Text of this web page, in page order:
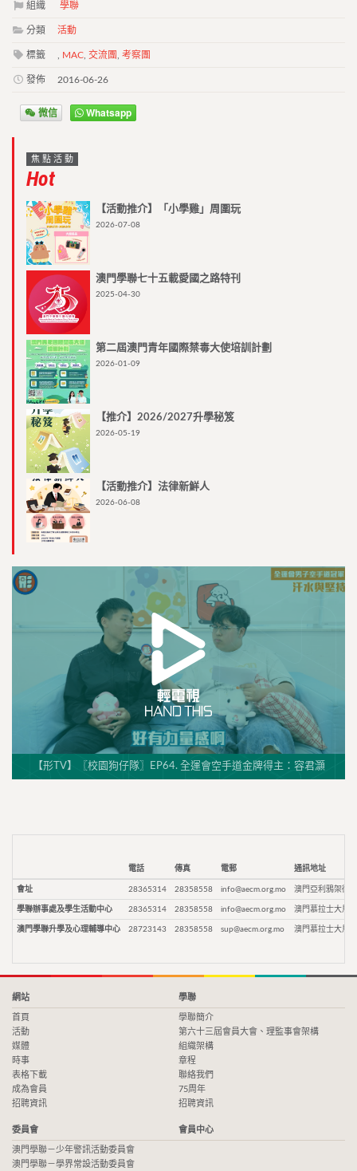
組織 學聯
分類 活動
標籤 MAC 交流團 考察團
發佈 2016-06-26
微信 Whatsapp
焦點活動
Hot
【活動推介】「小學雞」周圍玩
2026-07-08
澳門學聯七十五載愛國之路特刊
2025-04-30
第二屆澳門青年國際禁毒大使培訓計劃
2026-01-09
【推介】2026/2027升學秘笈
2026-05-19
【活動推介】法律新鮮人
2026-06-08
【形TV】〖校園狗仔隊〗EP64. 全運會空手道金牌得主：容君灝
電話 傳真 電郵 通訊地址
會址 28365314 28358558 info@aecm.org.mo 澳門亞利鴉架街9
學聯辦事處及學生活動中心 28365314 28358558 info@aecm.org.mo 澳門慕拉士大馬
澳門學聯升學及心理輔導中心 28723143 28358558 sup@aecm.org.mo 澳門慕拉士大馬
網站
首頁
活動
媒體
時事
表格下載
成為會員
招聘資訊
學聯
學聯簡介
第六十三屆會員大會、理監事會架構
組織架構
章程
聯絡我們
75周年
招聘資訊
委員會
澳門學聯－少年警訊活動委員會
澳門學聯－學界常設活動委員會
會員中心